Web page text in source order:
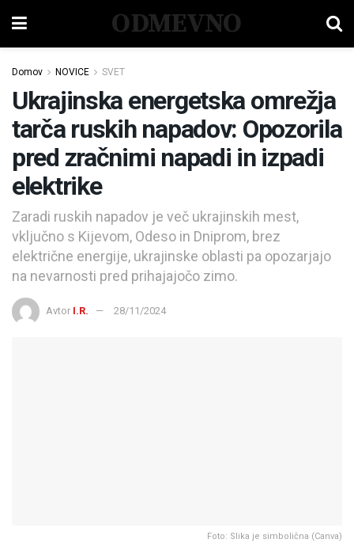
ODMEVNO
Domov NOVICE SVET
Ukrajinska energetska omrežja
tarča ruskih napadov: Opozorila
pred zračnimi napadi in izpadi
elektrike
Zaradi ruskih napadov je več ukrajinskih mest,
vključno s Kijevom, Odeso in Dniprom, brez
električne energije, ukrajinske oblasti pa opozarjajo
na nevarnosti pred prihajajočo zimo.
Avtor I.R. 28/11/2024
Foto: Slika je simbolična (Canva)